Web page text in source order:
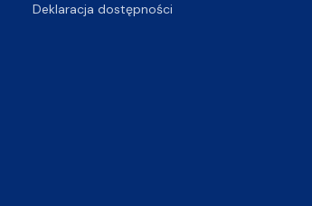
Deklaracja dostępności